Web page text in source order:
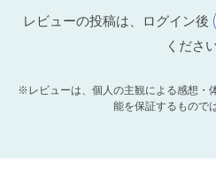
レビューの投稿は、ログイン後
ください
※レビューは、個人の主観による感想・
能を保証するもので